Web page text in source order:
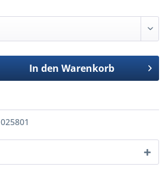
In den Warenkorb
025801